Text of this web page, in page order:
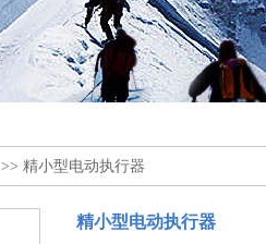
>> 精小型电动执行器
精小型电动执行器